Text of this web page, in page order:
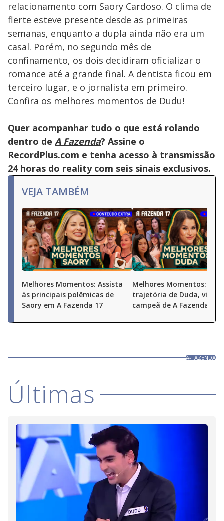
relacionamento com Saory Cardoso. O clima de
flerte esteve presente desde as primeiras
semanas, enquanto a dupla ainda não era um
casal. Porém, no segundo mês de
confinamento, os dois decidiram oficializar o
romance até a grande final. A dentista ficou em
terceiro lugar, e o jornalista em primeiro.
Confira os melhores momentos de Dudu!
Quer acompanhar tudo o que está rolando
dentro de A Fazenda? Assine o
RecordPlus.com e tenha acesso à transmissão
24 horas do reality com seis sinais exclusivos.
VEJA TAMBÉM
Melhores Momentos: Assista
às principais polêmicas de
Saory em A Fazenda 17
Melhores Momentos:
trajetória de Duda, vice-
campeã de A Fazenda 17
A-FAZENDA
Últimas